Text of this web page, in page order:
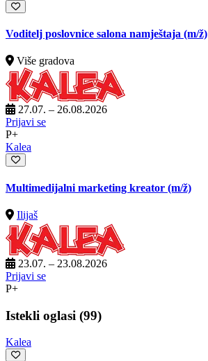
Voditelj poslovnice salona namještaja (m/ž)
Više gradova
27.07. – 26.08.2026
Prijavi se
P+
Kalea
Multimedijalni marketing kreator (m/ž)
Ilijaš
23.07. – 23.08.2026
Prijavi se
P+
Istekli oglasi (99)
Kalea